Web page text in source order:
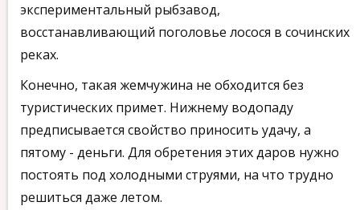
экспериментальный рыбзавод,
восстанавливающий поголовье лосося в сочинских
реках.
Конечно, такая жемчужина не обходится без
туристических примет. Нижнему водопаду
предписывается свойство приносить удачу, а
пятому - деньги. Для обретения этих даров нужно
постоять под холодными струями, на что трудно
решиться даже летом.